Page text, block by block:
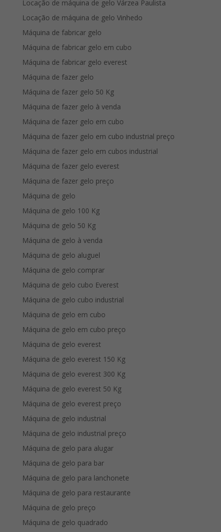
Locação de máquina de gelo Várzea Paulista
Locação de máquina de gelo Vinhedo
Máquina de fabricar gelo
Máquina de fabricar gelo em cubo
Máquina de fabricar gelo everest
Máquina de fazer gelo
Máquina de fazer gelo 50 Kg
Máquina de fazer gelo à venda
Máquina de fazer gelo em cubo
Máquina de fazer gelo em cubo industrial preço
Máquina de fazer gelo em cubos industrial
Máquina de fazer gelo everest
Máquina de fazer gelo preço
Máquina de gelo
Máquina de gelo 100 Kg
Máquina de gelo 50 Kg
Máquina de gelo à venda
Máquina de gelo aluguel
Máquina de gelo comprar
Máquina de gelo cubo Everest
Máquina de gelo cubo industrial
Máquina de gelo em cubo
Máquina de gelo em cubo preço
Máquina de gelo everest
Máquina de gelo everest 150 Kg
Máquina de gelo everest 300 Kg
Máquina de gelo everest 50 Kg
Máquina de gelo everest preço
Máquina de gelo industrial
Máquina de gelo industrial preço
Máquina de gelo para alugar
Máquina de gelo para bar
Máquina de gelo para lanchonete
Máquina de gelo para restaurante
Máquina de gelo preço
Máquina de gelo quadrado